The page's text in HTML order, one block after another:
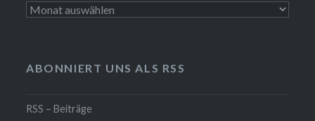
LEISE/laut
ABONNIERT UNS ALS RSS
RSS – Beiträge